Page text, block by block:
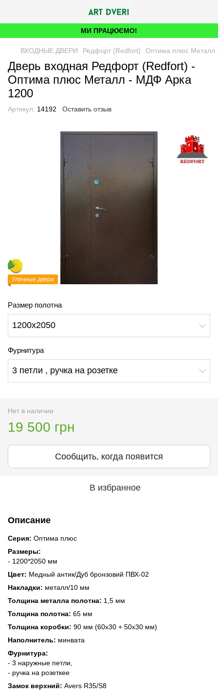
МИ ПРАЦЮЄМО!
ВХОДНЫЕ ДВЕРИ Редфорт (Redfort) Оптима плюс Металл
Дверь входная Редфорт (Redfort) -
Оптима плюс Металл - МДФ Арка
1200
Артикул: 14192 Оставить отзыв
Уличные двери
Размер полотна
1200х2050
Фурнитура
3 петли , ручка на розетке
Нет в наличии
19 500 грн
Сообщить, когда появится
В избранное
Описание
Серия: Оптима плюс
Размеры:
- 1200*2050 мм
Цвет: Медный антик/Дуб бронзовий ПВХ-02
Накладки: металл/10 мм
Толщина металла полотна: 1,5 мм
Толщина полотна: 65 мм
Толщина коробки: 90 мм (60х30 + 50х30 мм)
Наполнитель: минвата
Фурнитура:
- 3 наружные петли,
- ручка на розеткее
Замок верхний: Avers R35/S8